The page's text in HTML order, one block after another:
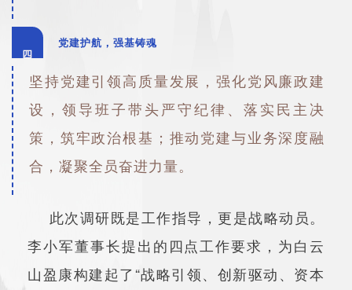
四
党建护航，强基铸魂
坚持党建引领高质量发展，强化党风廉政建
设，领导班子带头严守纪律、落实民主决
策，筑牢政治根基；推动党建与业务深度融
合，凝聚全员奋进力量。
此次调研既是工作指导，更是战略动员。
李小军董事长提出的四点工作要求，为白云
山盈康构建起了“战略引领、创新驱动、资本